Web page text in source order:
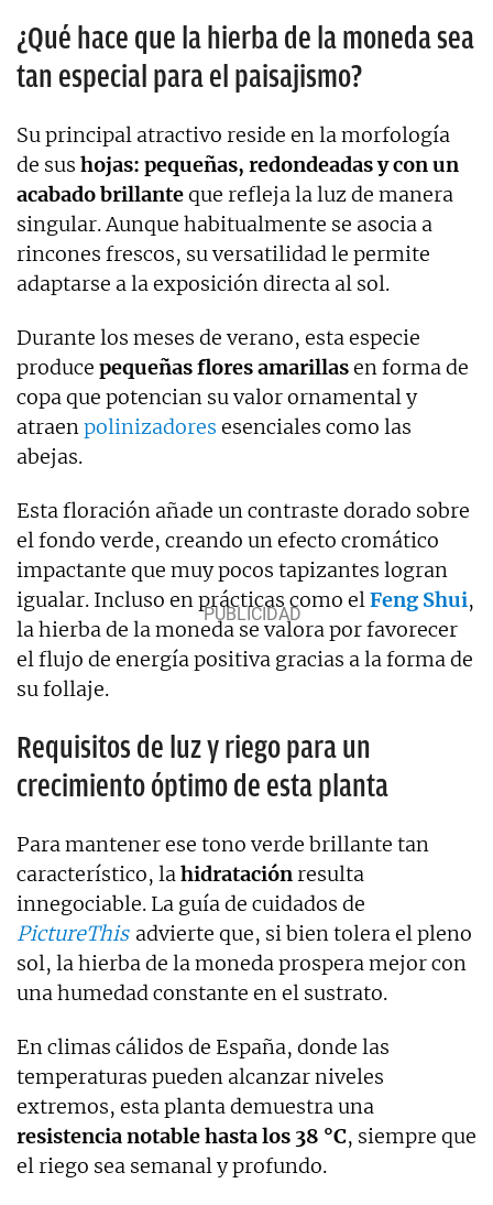
¿Qué hace que la hierba de la moneda sea
tan especial para el paisajismo?
Su principal atractivo reside en la morfología
de sus hojas: pequeñas, redondeadas y con un
acabado brillanteque refleja la luz de manera
singular. Aunque habitualmente se asocia a
rincones frescos, su versatilidad le permite
adaptarse a la exposición directa al sol.
Durante los meses de verano, esta especie
produce pequeñas flores amarillasen forma de
copa que potencian su valor ornamental y
atraenpolinizadores esenciales como las
abejas.
Esta floración añade un contraste dorado sobre
el fondo verde, creando un efecto cromático
impactante que muy pocos tapizantes logran
igualar. Incluso en prácticas como elFeng Shui,
la hierba de la moneda se valora por favorecer
el flujo de energía positiva gracias a la forma de
su follaje.
Requisitos de luz y riego para un
crecimiento óptimo de esta planta
Para mantener ese tono verde brillante tan
característico, lahidrataciónresulta
innegociable. La guía de cuidados de
PictureThis advierte que, si bien tolera el pleno
sol, la hierba de la moneda prospera mejor con
una humedad constante en el sustrato.
En climas cálidos de España, donde las
temperaturas pueden alcanzar niveles
extremos, esta planta demuestra una
resistencia notable hasta los 38 °C, siempre que
el riego sea semanal y profundo.